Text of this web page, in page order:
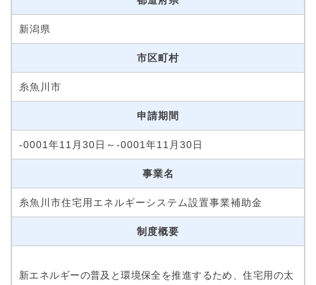
新潟県
市区町村
糸魚川市
申請期間
-0001年11月30日～-0001年11月30日
事業名
糸魚川市住宅用エネルギーシステム設置事業補助金
制度概要
新エネルギーの普及と環境保全を推進するため、住宅用の太